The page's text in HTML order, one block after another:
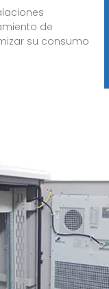
de
su consumo